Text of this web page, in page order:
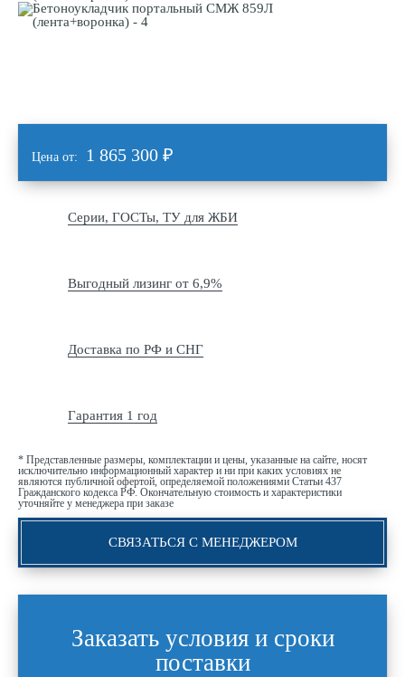
Цена от: 1 865 300 ₽
Серии, ГОСТы, ТУ для ЖБИ
Выгодный лизинг от 6,9%
Доставка по РФ и СНГ
Гарантия 1 год
* Представленные размеры, комплектации и цены, указанные на сайте, носят
исключительно информационный характер и ни при каких условиях не
являются публичной офертой, определяемой положениями Статьи 437
Гражданского кодекса РФ. Окончательную стоимость и характеристики
уточняйте у менеджера при заказе
СВЯЗАТЬСЯ С МЕНЕДЖЕРОМ
Заказать условия и сроки
поставки